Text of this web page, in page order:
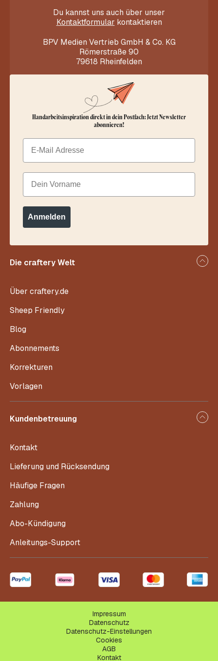
Du kannst uns auch über unser
Kontaktformular kontaktieren
BPV Medien Vertrieb GmbH & Co. KG
Römerstraße 90
79618 Rheinfelden
Die craftery Welt
Über craftery.de
Sheep Friendly
Blog
Abonnements
Korrekturen
Vorlagen
Kundenbetreuung
Kontakt
Lieferung und Rücksendung
Häufige Fragen
Zahlung
Abo-Kündigung
Anleitungs-Support
Handarbeitsinspiration direkt in dein Postfach: Jetzt Newsletter
abonnieren!
Email
Dein Vorname
Anmelden
Impressum
Datenschutz
Datenschutz-Einstellungen
Cookies
AGB
Kontakt